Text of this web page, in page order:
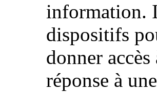
information.
dispositifs
donner
réponse à